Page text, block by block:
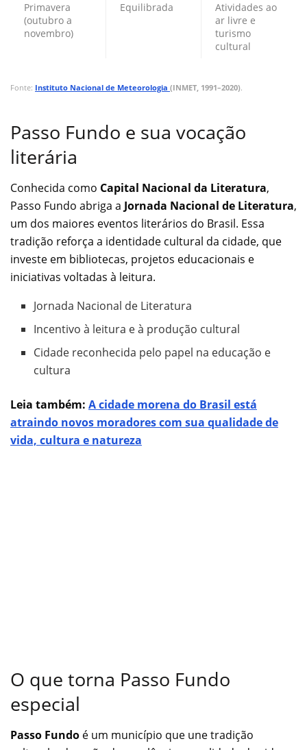
Primavera
(outubro a
novembro)
Equilibrada
Atividades ao
ar livre e
turismo
cultural
Fonte: Instituto Nacional de Meteorologia (INMET, 1991–2020).
Passo Fundo e sua vocação
literária
Conhecida como Capital Nacional da Literatura,
Passo Fundo abriga a Jornada Nacional de Literatura,
um dos maiores eventos literários do Brasil. Essa
tradição reforça a identidade cultural da cidade, que
investe em bibliotecas, projetos educacionais e
iniciativas voltadas à leitura.
Jornada Nacional de Literatura
Incentivo à leitura e à produção cultural
Cidade reconhecida pelo papel na educação e
cultura
Leia também: A cidade morena do Brasil está
atraindo novos moradores com sua qualidade de
vida, cultura e natureza
O que torna Passo Fundo
especial
Passo Fundo é um município que une tradição